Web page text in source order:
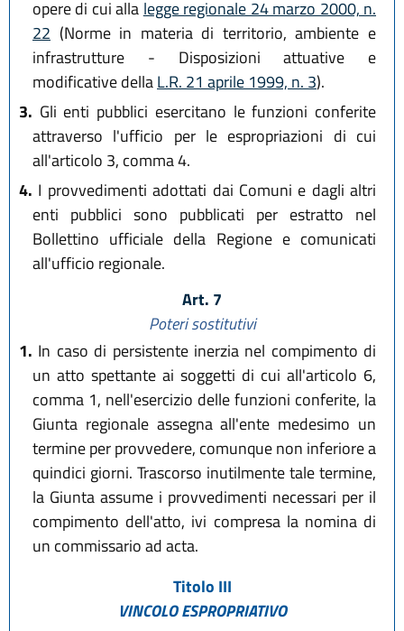
opere di cui alla legge regionale 24 marzo 2000, n.
22 (Norme in materia di territorio, ambiente e
infrastrutture - Disposizioni attuative e
modificative dellaL.R. 21 aprile 1999, n. 3).
3. Gli enti pubblici esercitano le funzioni conferite
attraverso l'ufficio per le espropriazioni di cui
all'articolo 3, comma 4.
4. I provvedimenti adottati dai Comuni e dagli altri
enti pubblici sono pubblicati per estratto nel
Bollettino ufficiale della Regione e comunicati
all'ufficio regionale.
Art. 7
Poteri sostitutivi
1. In caso di persistente inerzia nel compimento di
un atto spettante ai soggetti di cui all'articolo 6,
comma 1, nell'esercizio delle funzioni conferite, la
Giunta regionale assegna all'ente medesimo un
termine per provvedere, comunque non inferiore a
quindici giorni. Trascorso inutilmente tale termine,
la Giunta assume i provvedimenti necessari per il
compimento dell'atto, ivi compresa la nomina di
un commissario ad acta.
Titolo III
VINCOLO ESPROPRIATIVO